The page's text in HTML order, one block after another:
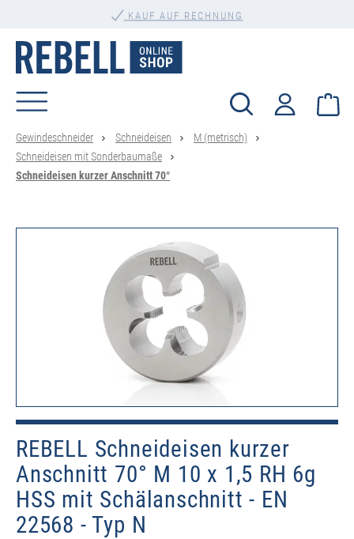
KAUF AUF RECHNUNG
Gewindeschneider Schneideisen
M (metrisch)
Schneideisen mit Sonderbaumaße
Schneideisen kurzer Anschnitt 70°
REBELL Schneideisen kurzer
Anschnitt 70° M 10 x 1,5 RH 6g
HSS mit Schälanschnitt - EN
22568 - Typ N